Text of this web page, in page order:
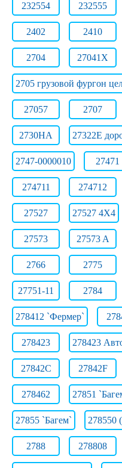
232554 232555
2402 2410
2704 27041Х
2705 грузовой фургон
27057 2707
2730НА 27322E
2747-0000010 27471
274711 274712
27527 27527 4X4
27573 27573 A
2766 2775
27751-11 2784
278412 `Фермер`
278423 278423
27842C 27842F
278462 27851
27855 `Багем` 278550
2788 278808